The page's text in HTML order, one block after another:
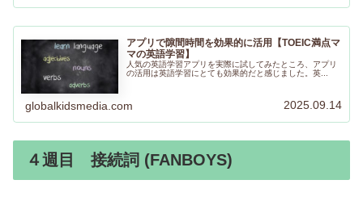
アプリで隙間時間を効果的に活用【TOEIC満点マ
マの英語学習】
人気の英語学習アプリを実際に試してみたところ、アプリ
の活用は英語学習にとても効果的だと感じました。英...
globalkidsmedia.com 2025.09.14
４週目 接続詞 (FANBOYS)